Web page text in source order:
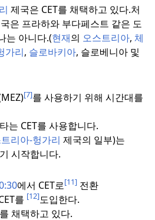
제국은 CET를 채택하고 있다.처
은 프라하와 부다페스트 같은 도
는 아니다.(현재의 오스트리아,체
가리, 슬로바키아, 슬로베니아 및
[7]를 사용하기 위해 시간대를
는 CET를 사용합니다.
리아-헝가리 제국의 일부)는
시작합니다.
에서 CET로[11] 전환
를 [12]도입한다.
채택하고 있다.